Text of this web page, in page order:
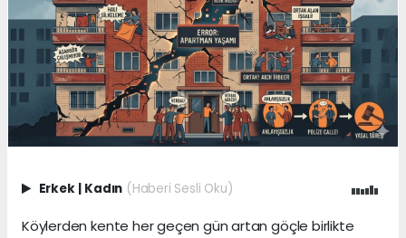
Erkek | Kadın (Haberi Sesli Oku)
Köylerden kente her geçen gün artan göçle birlikte